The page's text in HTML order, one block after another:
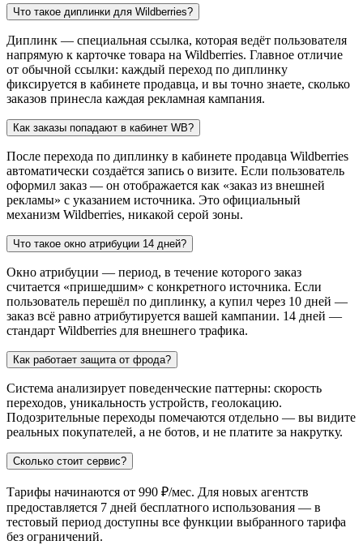
Что такое диплинки для Wildberries?
Диплинк — специальная ссылка, которая ведёт пользователя
напрямую к карточке товара на Wildberries. Главное отличие
от обычной ссылки: каждый переход по диплинку
фиксируется в кабинете продавца, и вы точно знаете, сколько
заказов принесла каждая рекламная кампания.
Как заказы попадают в кабинет WB?
После перехода по диплинку в кабинете продавца Wildberries
автоматически создаётся запись о визите. Если пользователь
оформил заказ — он отображается как «заказ из внешней
рекламы» с указанием источника. Это официальный
механизм Wildberries, никакой серой зоны.
Что такое окно атрибуции 14 дней?
Окно атрибуции — период, в течение которого заказ
считается «пришедшим» с конкретного источника. Если
пользователь перешёл по диплинку, а купил через 10 дней —
заказ всё равно атрибутируется вашей кампании. 14 дней —
стандарт Wildberries для внешнего трафика.
Как работает защита от фрода?
Система анализирует поведенческие паттерны: скорость
переходов, уникальность устройств, геолокацию.
Подозрительные переходы помечаются отдельно — вы видите
реальных покупателей, а не ботов, и не платите за накрутку.
Сколько стоит сервис?
Тарифы начинаются от 990 ₽/мес. Для новых агентств
предоставляется 7 дней бесплатного использования — в
тестовый период доступны все функции выбранного тарифа
без ограничений.